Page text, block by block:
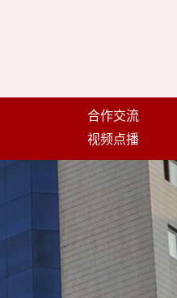
合作交流
视频点播